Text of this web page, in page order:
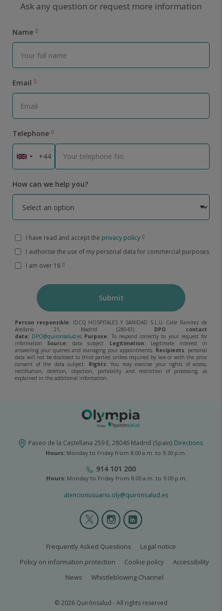
Ask any question or request more information
Name
Email
Telephone
How can we help you?
I have read and accept the privacy policy
I authorise the use of my personal data for commercial purposes
I am over 18
Submit
Person responsible:IDCQ HOSPITALES Y SANIDAD S.L.U. Calle Ramírez de
Arellano 21, Madrid (28043) DPO contact
data: DPO@quironsalud.es Purpose: To respond correctly to your request for
information Source:data subject. Legitimation: Legitimate interest in
answering your queries and managing your appointments. Recipients: personal
data will not be disclosed to third parties unless required by law or with the prior
consent of the data subject.
Rights:You may exercise your rights of access,
rectification, deletion, objection, portability and restriction of processing, as
explained in the additional information.
Paseo de la Castellana 259 E, 28046 Madrid (Spain) Directions
Hours:Monday to Friday from 8.00 a.m. to 9.30 p.m.
914 101 200
Hours: Monday to Friday from 8.00 a.m. to 9.00 p.m.
atencionusuario.oly@quironsalud.es
© 2026 Quirónsalud - All rights reserved
Frequently Asked Questions
Legal notice
Policy on information protection
Cookie policy
Accessibility
News
Whistleblowing Channel